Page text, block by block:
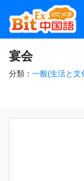
宴会
分類： 一般(生活と文